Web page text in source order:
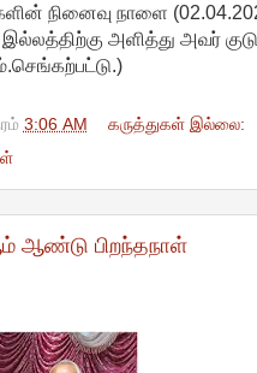
நினைவு நாளை
அளித்து அவர்
3:06 AM
கருத்துகள் இல்லை:
ஆண்டு பிறந்தநாள்